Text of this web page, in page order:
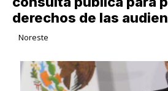
derechos de las
Noreste